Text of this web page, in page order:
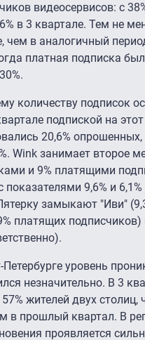
видеосервисов: с
в 3 квартале. Тем не
чем в аналогичный
платная подписка
количеству подписок
подпиской на
20,6%
Wink занимает второе
и 9% платящими
показателями 9,6% и 6,1%
замыкают "Иви"
платящих подписчиков)
уровень
незначительно. В 3
жителей двух столиц,
в прошлый квартал. В
проявляется